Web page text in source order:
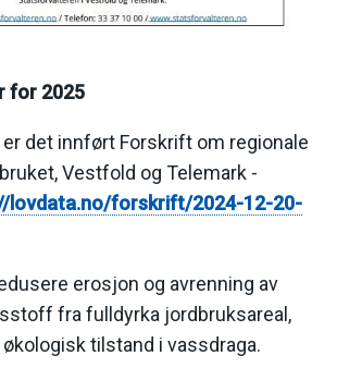
for 2025
er det innført Forskrift om regionale
Vestfold og Telemark -
lovdata.no/forskrift/2024-12-20-
erosjon og avrenning av
fra fulldyrka jordbruksareal,
tilstand i vassdraga.